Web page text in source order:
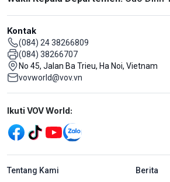
Kontak
(084) 24 38266809
(084) 38266707
No 45, Jalan Ba Trieu, Ha Noi, Vietnam
vovworld@vov.vn
Mạng xã hội
Ikuti VOV World:
menu footer tiếng Indo
Tentang Kami Berita